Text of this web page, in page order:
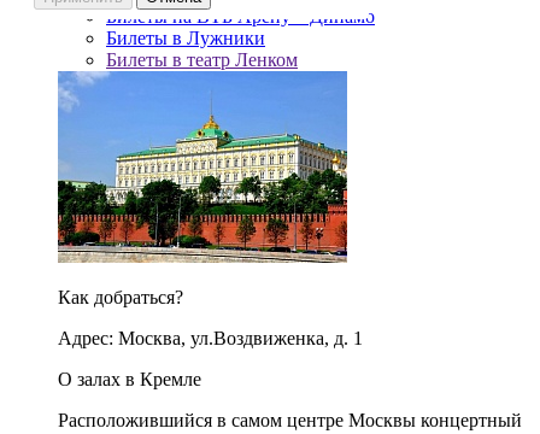
Билеты на ВТБ Арену – Динамо
Билеты в Лужники
Билеты в театр Ленком
Как добраться?
Адрес: Москва, ул.Воздвиженка, д. 1
О залах в Кремле
Расположившийся в самом центре Москвы концертный